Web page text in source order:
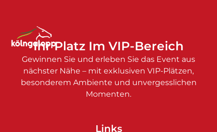
Ihr Platz Im VIP-Bereich
Gewinnen Sie und erleben Sie das Event aus
nächster Nähe – mit exklusiven VIP-Plätzen,
besonderem Ambiente und unvergesslichen
Momenten.
Links